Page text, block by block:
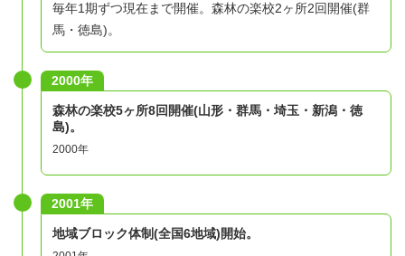
毎年1期ずつ現在まで開催。森林の楽校2ヶ所2回開催(群
馬・徳島)。
2000年
森林の楽校5ヶ所8回開催(山形・群馬・埼玉・新潟・徳
島)。
2000年
2001年
地域ブロック体制(全国6地域)開始。